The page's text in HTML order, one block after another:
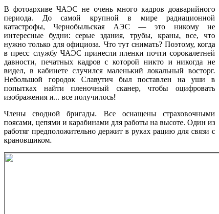
В фотоархиве ЧАЭС не очень много кадров доаварийного
периода. До самой крупной в мире радиационной
катастрофы, Чернобыльская АЭС — это никому не
интересные будни: серые здания, трубы, краны, все, что
нужно только для официоза. Что тут снимать? Поэтому, когда
в пресс–службу ЧАЭС принесли пленки почти сорокалетней
давности, печатных кадров с которой никто и никогда не
видел, в кабинете случился маленький локальный восторг.
Небольшой городок Славутич был поставлен на уши в
попытках найти пленочный сканер, чтобы оцифровать
изображения и... все получилось!
Члены сводной бригады. Все оснащены страховочными
поясами, цепями и карабинами для работы на высоте. Один из
работяг предположительно держит в руках рацию для связи с
крановщиком.